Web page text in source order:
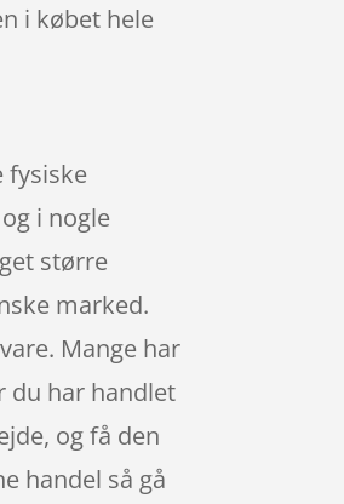
i købet hele
fysiske
i nogle
større
marked.
Mange har
du har handlet
og få den
handel så gå